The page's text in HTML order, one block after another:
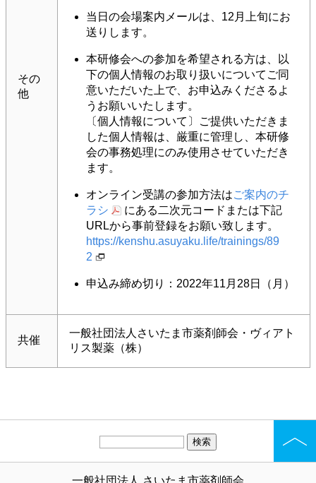
その
他
当日の会場案内メールは、12月上旬にお
送りします。
本研修会への参加を希望される方は、以
下の個人情報のお取り扱いについてご同
意いただいた上で、お申込みくださるよ
うお願いいたします。
〔個人情報について〕ご提供いただきま
した個人情報は、厳重に管理し、本研修
会の事務処理にのみ使用させていただき
ます。
オンライン受講の参加方法はご案内のチ
ラシ
にある二次元コードまたは下記
URLから事前登録をお願い致します。
https://kenshu.asuyaku.life/trainings/89
2
申込み締め切り：2022年11月28日（月）
共催
一般社団法人さいたま市薬剤師会・ヴィアト
リス製薬（株）
一般社団法人 さいたま市薬剤師会